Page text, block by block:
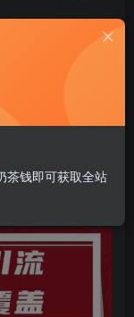
百度SEO搜索
茶钱即可获取全站